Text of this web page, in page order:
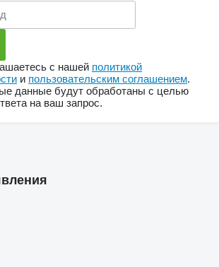
с нашей политикой
и пользовательским соглашением.
данные будут обработаны с целью
на ваш запрос.